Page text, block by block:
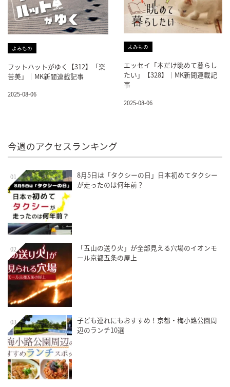
よみもの
フットハットがゆく【312】「楽
苦美」｜MK新聞連載記事
2025-08-06
よみもの
エッセイ「本だけ眺めて暮らし
たい」【328】｜MK新聞連載記
事
2025-08-06
今週のアクセスランキング
01
8月5日は「タクシーの日」日本初めてタクシー
が走ったのは何年前？
02
「五山の送り火」が全部見える穴場のイオンモ
ール京都五条の屋上
03
子ども連れにもおすすめ！京都・梅小路公園周
辺のランチ10選